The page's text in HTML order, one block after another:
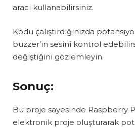
aracı kullanabilirsiniz.
Kodu çalıştırdığınızda
buzzer’ın sesini kontrol
değiştiğini gözlemleyin.
Sonuç:
Bu proje sayesinde Raspberry
elektronik proje oluşturarak